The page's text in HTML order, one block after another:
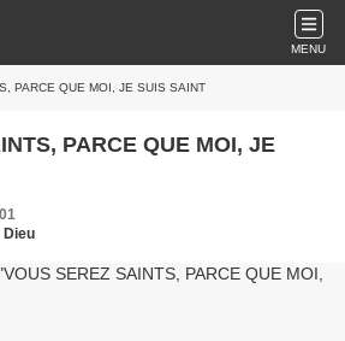
MENU
PARCE QUE MOI, JE SUIS SAINT
PARCE QUE MOI, JE
Dieu